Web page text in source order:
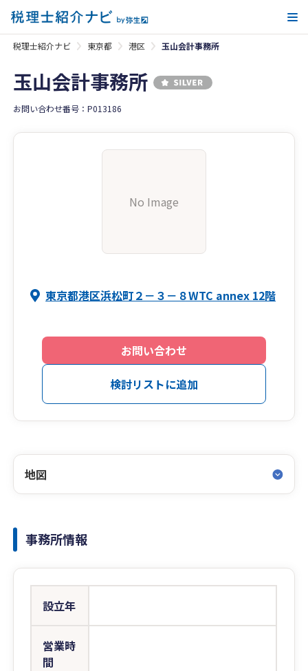
税理士紹介ナビ 東京都 港区 玉山会計事務所
玉山会計事務所
お問い合わせ番号：P013186
No Image
東京都港区浜松町２－３－８WTC annex 12階
お問い合わせ
検討リストに追加
地図
事務所情報
設立年
営業時
間